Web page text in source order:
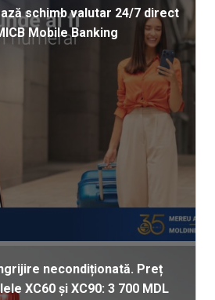
schimb valutar 24/7 direct
Mobile Banking
necondiționată. Preț
XC60 și XC90: 3 700 MDL